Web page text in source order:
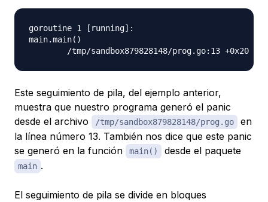
goroutine 1 [running]:
main.main()
Este seguimiento de pila, del ejemplo anterior,
muestra que nuestro programa generó el panic
desde el archivo
/tmp/sandbox879828148/prog.go
en
la línea número 13. También nos dice que este panic
se generó en la función
main() desde el paquete
main .
El seguimiento de pila se divide en bloques